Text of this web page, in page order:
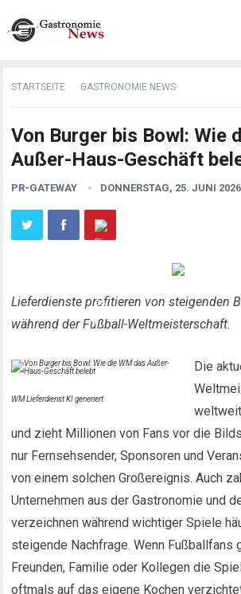
STARTSEITE GASTRONOMIE NEWS
Von Burger bis Bowl: Wie
Außer-Haus-Geschäft
PR-GATEWAY DONNERSTAG, 25. JUNI 2026
Lieferdienste profitieren von steigenden
während der Fußball-Weltmeisterschaft.
WM Lieferdienst KI generiert
Die
und zieht Millionen von Fans vor die
nur Fernsehsender, Sponsoren und
von einem solchen Großereignis. Auch
Unternehmen aus der Gastronomie und
verzeichnen während wichtiger Spiele
steigende Nachfrage. Wenn Fußballfans
Freunden, Familie oder Kollegen die
oftmals auf das eigene Kochen